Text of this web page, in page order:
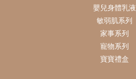
嬰兒身體乳液
敏弱肌系列
家事系列
寵物系列
寶寶禮盒